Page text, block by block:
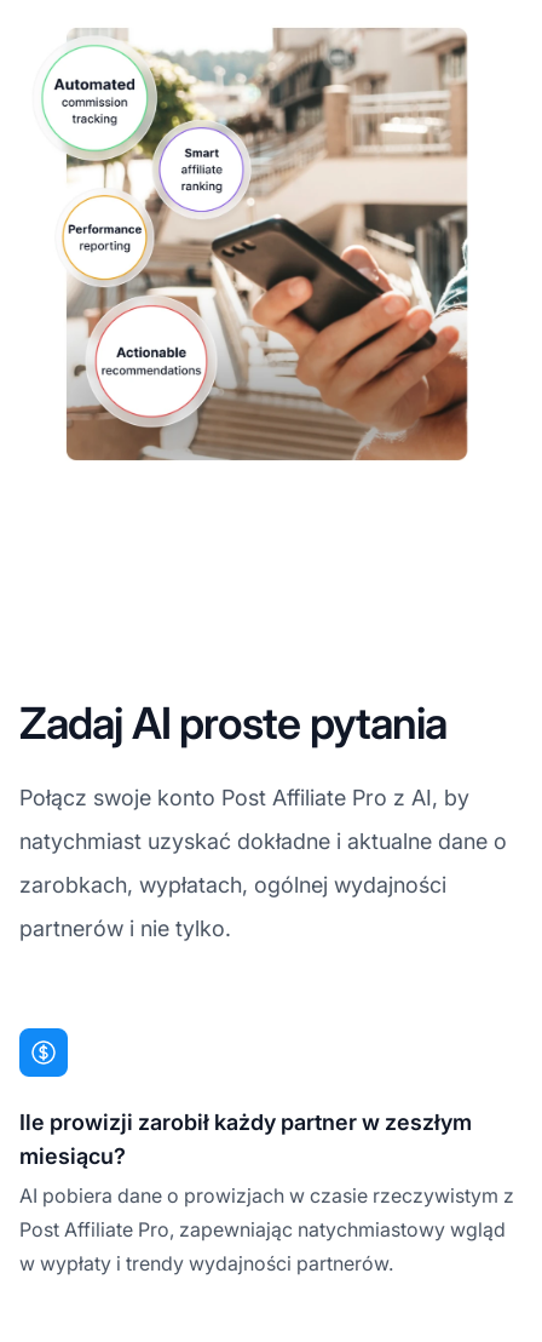
Zadaj AI proste pytania
Połącz swoje konto Post Affiliate Pro z AI, by
natychmiast uzyskać dokładne i aktualne dane o
zarobkach, wypłatach, ogólnej wydajności
partnerów i nie tylko.
Ile prowizji zarobił każdy partner w zeszłym
miesiącu?
AI pobiera dane o prowizjach w czasie rzeczywistym z
Post Affiliate Pro, zapewniając natychmiastowy wgląd
w wypłaty i trendy wydajności partnerów.